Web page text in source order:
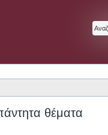
θέματα